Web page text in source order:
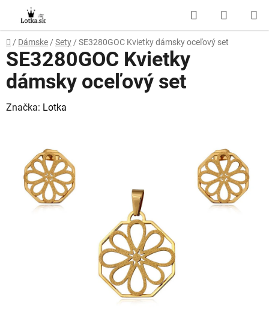
obsah
Hľadať
KOŠÍK
Domov
/ Dámske / Sety / SE3280GOC Kvietky dámsky oceľový set
SE3280GOC Kvietky
dámsky oceľový set
Značka: Lotka